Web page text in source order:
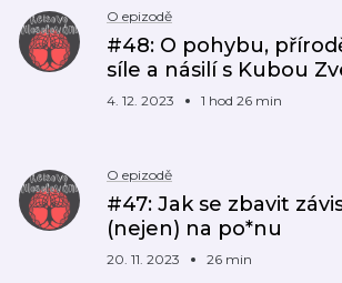
O epizodě
#48: O pohybu,
síle a násilí s Kubou
4. 12. 2023 1 hod 26 min
O epizodě
#47: Jak se zbavit
(nejen) na po*nu
20. 11. 2023 26 min